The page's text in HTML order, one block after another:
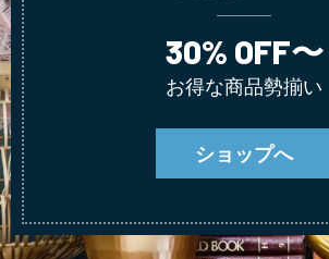
30% OFF〜
お得な商品勢揃い
ショップへ